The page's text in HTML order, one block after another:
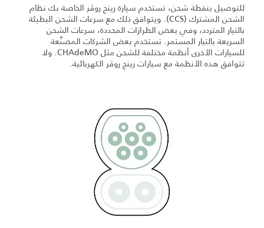
للتوصيل بنقطة شحن، تستخدم سيارة رينج روڤر الخاصة بك نظام
الشحن المشترك (CCS). ويتوافق ذلك مع سرعات الشحن البطيئة
بالتيار المتردد، وفي بعض الطرازات المحددة، سرعات الشحن
السريعة بالتيار المستمر. تستخدم بعض الشركات المصنِّعة
للسيارات الأخرى أنظمة مختلفة للشحن مثل CHAdeMO. ولا
تتوافق هذه الأنظمة مع سيارات رينج روڤر الكهربائية.